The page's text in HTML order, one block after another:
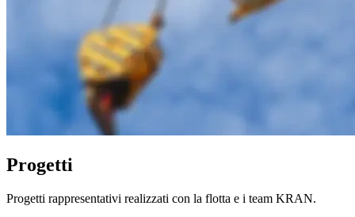
Progetti
Progetti rappresentativi realizzati con la flotta e i team KRAN.